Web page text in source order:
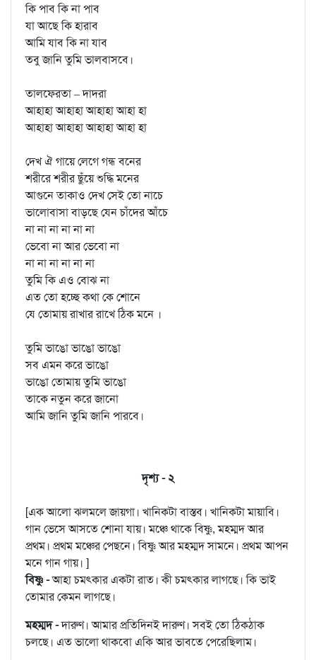
কি পাব কি না পাব
যা আছে কি হারাব
আমি যাব কি না যাব
তবু জানি তুমি ভালবাসবে।
তালফেরতা – দাদরা
আহাহা আহাহা আহাহা আহা হা
আহাহা আহাহা আহাহা আহা হা
দেখ ঐ গায়ে লেগে গন্ধ বনের
শরীরে শরীর ছুঁয়ে শুদ্ধি মনের
আগুনে তাকাও দেখ সেই তো নাচে
ভালোবাসা বাড়ছে যেন চাঁদের আঁচে
না না না না না না
ভেবো না আর ভেবো না
না না না না না না
তুমি কি এও বোঝ না
এত তো হচ্ছে কথা কে শোনে
যে তোমায় রাখার রাখে ঠিক মনে ।
তুমি ভাঙো ভাঙো ভাঙো
সব এমন করে ভাঙো
ভাঙো তোমায় তুমি ভাঙো
তাকে নতুন করে জানো
আমি জানি তুমি জানি পারবে।
দৃশ্য - ২
[এক আলো ঝলমলে জায়গা। খানিকটা বাস্তব। খানিকটা মায়াবি।
গান ভেসে আসতে শোনা যায়। মঞ্চে থাকে বিষ্ণু, মহম্মদ আর
প্রথম। প্রথম মঞ্চের পেছনে। বিষ্ণু আর মহম্মদ সামনে। প্রথম আপন
মনে গান গায়। ]
বিষ্ণু -আহা চমৎকার একটা রাত। কী চমৎকার লাগছে। কি ভাই
তোমার কেমন লাগছে।
মহম্মদ -দারুণ। আমার প্রতিদিনই দারুণ। সবই তো ঠিকঠাক
চলছে। এত ভালো থাকবো একি আর ভাবতে পেরেছিলাম।